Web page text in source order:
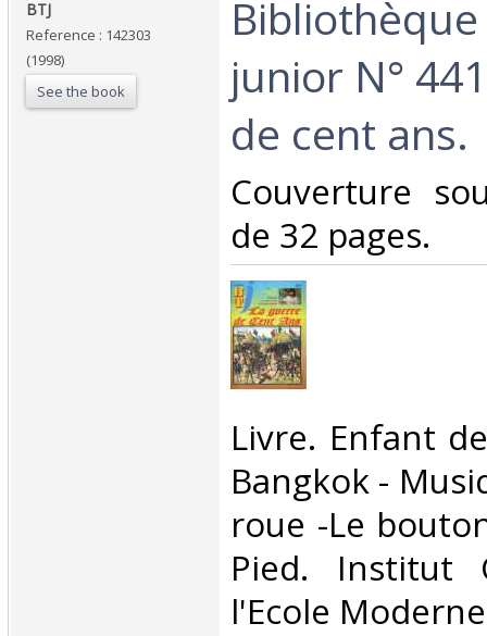
‎BTJ ‎
Reference : 142303
(1998)
See the book
junior N°
de cent ans.‎
‎Couverture
de 32 pages.‎
‎Livre. Enfant
Bangkok -
roue -Le
Pied. Institut
l'Ecole